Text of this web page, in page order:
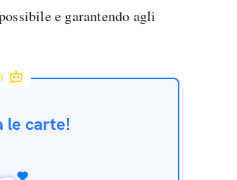
e garantendo agli
le carte!